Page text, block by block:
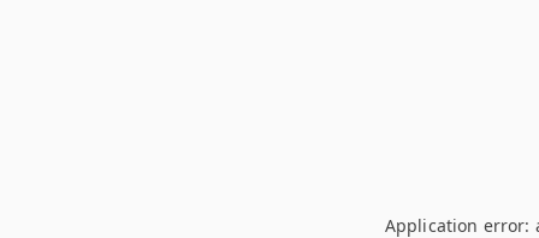
Application error: